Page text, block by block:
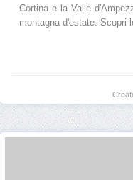
Cortina e la Valle
montagna d'estate. Scopri